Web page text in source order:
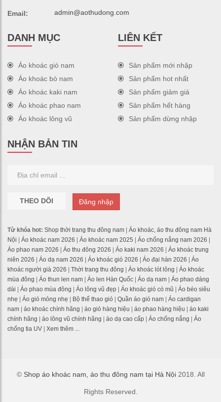
Email: admin@aothudong.com
DANH MỤC
Áo khoác gió nam
Áo khoác bò nam
Áo khoác kaki nam
Áo khoác phao nam
Áo khoác lông vũ
LIÊN KẾT
Sản phẩm mới nhập
Sản phẩm hot nhất
Sản phẩm giảm giá
Sản phẩm hết hàng
Sản phẩm dừng nhập
NHẬN BẢN TIN
THEO DÕI Đăng nhập
Từ khóa hot: Shop thời trang thu đông nam | Áo khoác, áo thu đông nam Hà
Nội | Áo khoác nam 2026 | Áo khoác nam 2025 | Áo chống nắng nam 2026 |
Áo phao nam 2026 | Áo thu đông 2026 | Áo kaki nam 2026 | Áo khoác trung
niên 2026 | Áo dạ nam 2026 | Áo khoác gió 2026 | Áo đại hàn 2026 | Áo
khoác người già 2026 | Thời trang thu đông | Áo khoác lót lông | Áo khoác
mùa đông | Áo thun len nam | Áo len Hàn Quốc | Áo dạ nam | Áo phao dáng
dài | Áo phao mùa đông | Áo lông vũ đẹp | Áo khoác gió có mũ | Áo béo siêu
nhẹ | Áo gió mỏng nhẹ | Bộ thể thao gió | Quần áo gió nam | Áo cardigan
nam | áo khoác chính hãng | áo gió hàng hiệu | áo phao hàng hiệu | áo kaki
chính hãng | áo lông vũ chính hãng | áo dạ cao cấp | Áo chống nắng | Áo
chống tia UV | Xem thêm ...
© Shop áo khoác nam, áo thu đông nam tại Hà Nội2018. All
Rights Reserved.